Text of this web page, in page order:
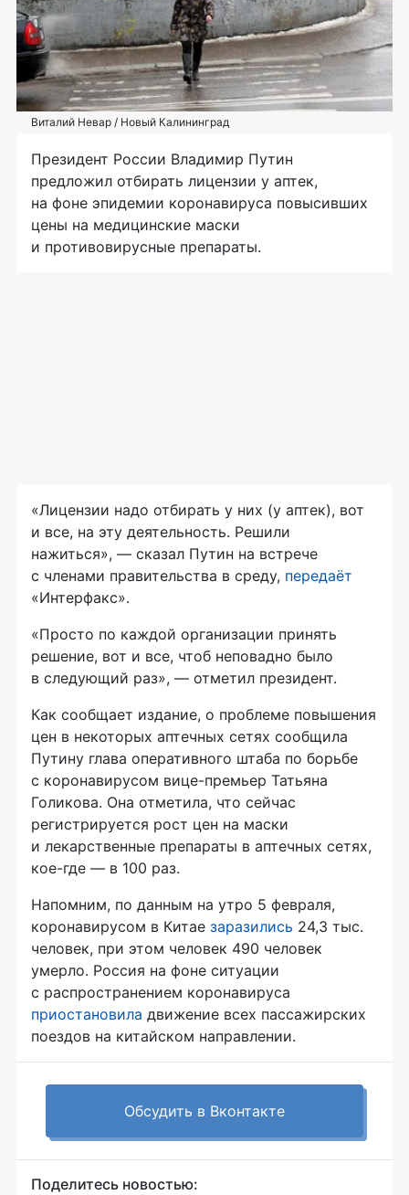
Виталий Невар / Новый Калининград
Президент России Владимир Путин
предложил отбирать лицензии у аптек,
на фоне эпидемии коронавируса повысивших
цены на медицинские маски
и противовирусные препараты.
«Лицензии надо отбирать у них (у аптек), вот
и все, на эту деятельность. Решили
нажиться», — сказал Путин на встрече
с членами правительства в среду, передаёт
«Интерфакс».
«Просто по каждой организации принять
решение, вот и все, чтоб неповадно было
в следующий раз», — отметил президент.
Как сообщает издание, о проблеме повышения
цен в некоторых аптечных сетях сообщила
Путину глава оперативного штаба по борьбе
с коронавирусом вице-премьер Татьяна
Голикова. Она отметила, что сейчас
регистрируется рост цен на маски
и лекарственные препараты в аптечных сетях,
кое-где — в 100 раз.
Напомним, по данным на утро 5 февраля,
коронавирусом в Китае заразились 24,3 тыс.
человек, при этом человек 490 человек
умерло. Россия на фоне ситуации
с распространением коронавируса
приостановила движение всех пассажирских
поездов на китайском направлении.
Обсудить в Вконтакте
Поделитесь новостью: